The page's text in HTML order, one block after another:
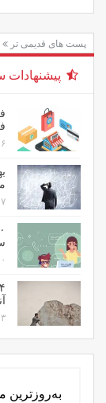
پست های قدیمی تر
پیشنهادات
۶ اسفند
۱۷
۳ دی
به‌روزترین